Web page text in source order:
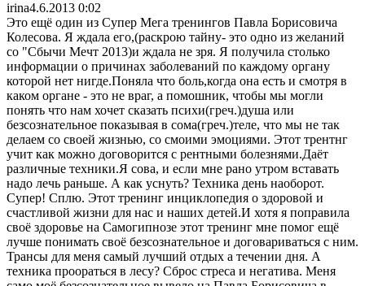
irina4.6.2013 0:02
Это ещё один из Супер Мега тренингов Павла Борисовича
Колесова. Я ждала его,(раскрою тайну- это одно из желаний
со "Сбычи Мечт 2013)и ждала не зря. Я получила столько
информации о причинах заболеваний по каждому органу
которой нет нигде.Поняла что боль,когда она есть и смотря в
каком органе - это не враг, а помошник, чтобы мы могли
понять что нам хочет сказать психи(греч.)душа или
безсознательное показывая в сома(греч.)теле, что мы не так
делаем со своей жизнью, со смоими эмоциями. Этот трентнг
учит как можно договорится с рентными болезнями.Даёт
различные техники.Я сова, и если мне рано утром вставать
надо лечь раньше. А как уснуть? Техника день наоборот.
Супер! Сплю. Этот тренинг инциклопедия о здоровой и
счастливой жизни для нас и наших детей.И хотя я поправила
своё здоровье на Самогипнозе этот тренинг мне помог ещё
лучше понимать своё безсознательное и договариваться с ним.
Трансы для меня самый лучший отдых а течении дня. А
техника проораться в лесу? Сброс стреса и негатива. Меня